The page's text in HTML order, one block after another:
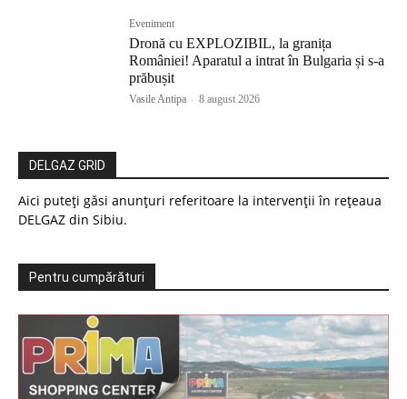
Eveniment
Dronă cu EXPLOZIBIL, la granița
României! Aparatul a intrat în Bulgaria și s-a
prăbușit
Vasile Antipa - 8 august 2026
DELGAZ GRID
Aici puteți găsi anunțuri referitoare la intervenții în rețeaua
DELGAZ din Sibiu.
Pentru cumpărături